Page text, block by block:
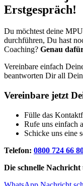
Erstgespräch!
Du möchtest deine
durchführen, Du hast
Coaching? Genau
Vereinbare einfach
beantworten Dir all
Vereinbare jetzt
Fülle das
Rufe uns einfach
Schicke uns eine
Telefon: 0800 724 66
Die schnelle